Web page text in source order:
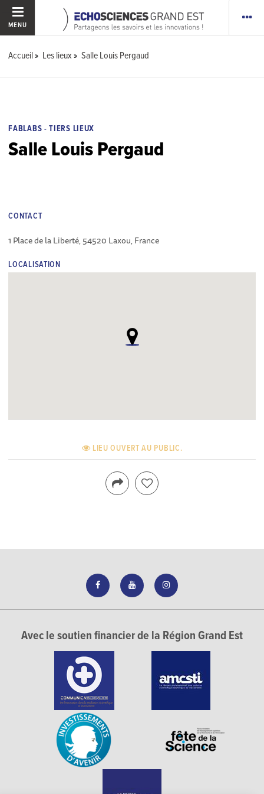
MENU
Accueil Les lieux Salle Louis Pergaud
FABLABS - TIERS LIEUX
Salle Louis Pergaud
CONTACT
1 Place de la Liberté, 54520 Laxou, France
LOCALISATION
LIEU OUVERT AU PUBLIC.
Avec le soutien financier de la Région Grand Est